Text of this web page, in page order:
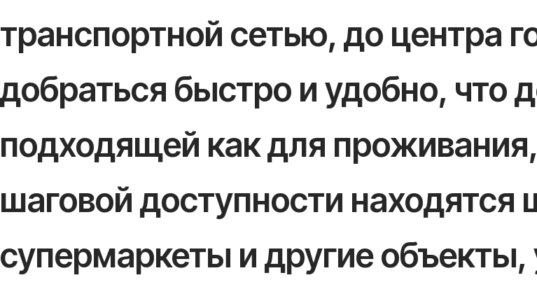
транспортной сетью, до центра
добраться быстро и удобно, что
подходящей как для
шаговой доступности
супермаркеты и другие